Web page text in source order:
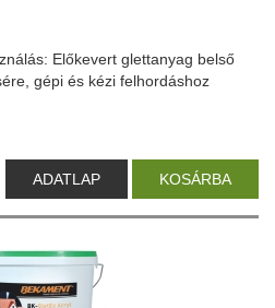
Előkevert glettanyag belső
gépi és kézi felhordáshoz
ADATLAP KOSÁRBA